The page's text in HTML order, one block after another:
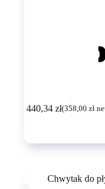
440,34zł(358,00zł